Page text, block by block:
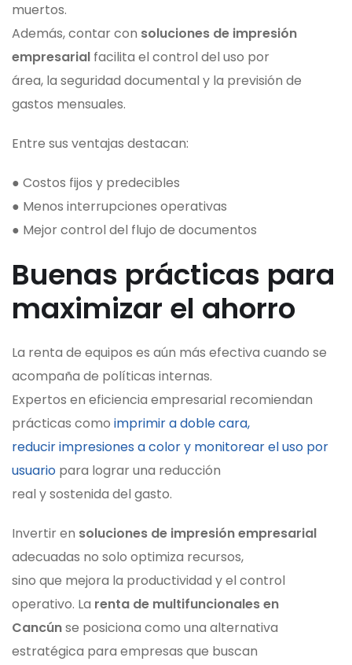
muertos.
Además, contar con soluciones de impresión
empresarial facilita el control del uso por
área, la seguridad documental y la previsión de
gastos mensuales.
Entre sus ventajas destacan:
● Costos fijos y predecibles
● Menos interrupciones operativas
● Mejor control del flujo de documentos
Buenas prácticas para
maximizar el ahorro
La renta de equipos es aún más efectiva cuando se
acompaña de políticas internas.
Expertos en eficiencia empresarial recomiendan
prácticas como imprimir a doble cara,
reducir impresiones a color y monitorear el uso por
usuario para lograr una reducción
real y sostenida del gasto.
Invertir en soluciones de impresión empresarial
adecuadas no solo optimiza recursos,
sino que mejora la productividad y el control
operativo. La renta de multifuncionales en
Cancúnse posiciona como una alternativa
estratégica para empresas que buscan